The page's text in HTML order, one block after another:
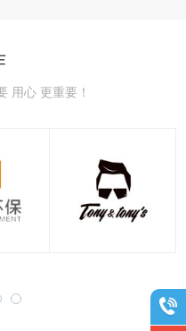
用心 更重要！